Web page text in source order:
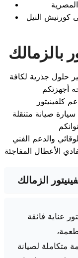
كورنيش النيل
بالزمالك
حلول جذرية لكافة
صيانة متنقلة
والدعم الفني
الزمالك
عناية فائقة
متكاملة لصيانة